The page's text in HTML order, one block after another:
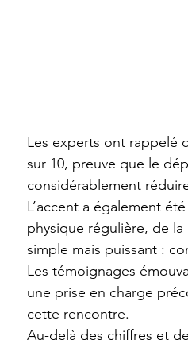
Les experts ont rappelé
sur 10, preuve que le
considérablement
L’accent a également
physique régulière, de
simple mais puissant :
Les témoignages
une prise en charge
cette rencontre.
Au-delà des chiffres et